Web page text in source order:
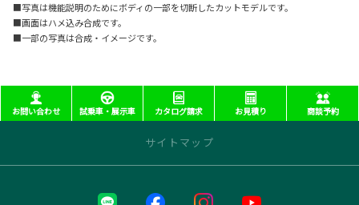
■写真は機能説明のためにボディの一部を切断したカットモデルです。
■画面はハメ込み合成です。
■一部の写真は合成・イメージです。
お問い合わせ 試乗車・展示車 カタログ請求 お見積り 商談予約
サイトマップ